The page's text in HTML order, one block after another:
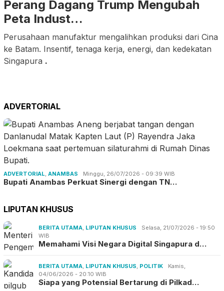
Perang Dagang Trump Mengubah
Peta Indust…
Perusahaan manufaktur mengalihkan produksi dari Cina
ke Batam. Insentif, tenaga kerja, energi, dan kedekatan
Singapura .
ADVERTORIAL
ADVERTORIAL, ANAMBAS Minggu, 26/07/2026 - 09:39 WIB
Bupati Anambas Perkuat Sinergi dengan TN…
LIPUTAN KHUSUS
BERITA UTAMA, LIPUTAN KHUSUS
Selasa, 21/07/2026 - 19:50
WIB
Memahami Visi Negara Digital Singapura d…
BERITA UTAMA, LIPUTAN KHUSUS, POLITIK
Kamis,
04/06/2026 - 20:10 WIB
Siapa yang Potensial Bertarung di Pilkad…